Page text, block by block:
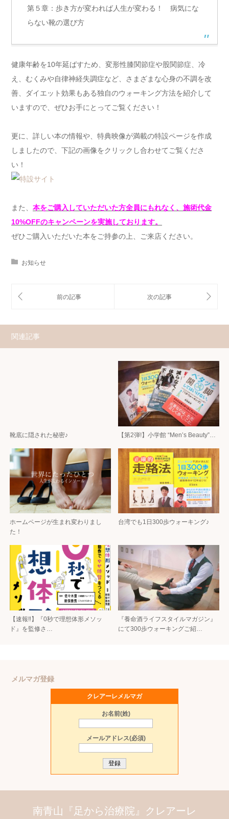
第５章：歩き方が変われば人生が変わる！ 病気にな
らない靴の選び方
健康年齢を10年延ばすため、変形性膝関節症や股関節症、冷
え、むくみや自律神経失調症など、さまざまな心身の不調を改
善、ダイエット効果もある独自のウォーキング方法を紹介して
いますので、ぜひお手にとってご覧ください！
更に、詳しい本の情報や、特典映像が満載の特設ページを作成
しましたので、下記の画像をクリックし合わせてご覧くださ
い！
また、 本をご購入していただいた方全員にもれなく、施術代金
10%OFFのキャンペーンを実施しております。
ぜひご購入いただいた本をご持参の上、ご来店ください。
お知らせ
関連記事
靴底に隠された秘密♪ 【第2弾!】小学館 “Men’s Beauty”…
ホームページが生まれ変わりまし
た！
台湾でも1日300歩ウォーキング♪
【速報‼︎】『0秒で理想体形メソッ
ド』を監修さ…
『養命酒ライフスタイルマガジン』
にて300歩ウォーキングご紹…
メルマガ登録
クレアーレメルマガ
お名前(姓)
メールアドレス(必須)
南青山『足から治療院』クレアーレ